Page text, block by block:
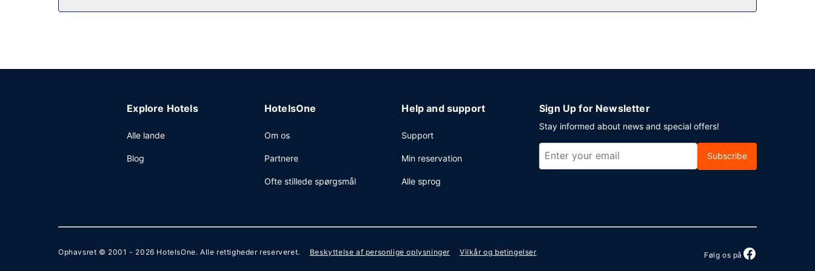
Explore Hotels
Alle lande
Blog
HotelsOne
Om os
Partnere
Ofte stillede spørgsmål
Help and support
Support
Min reservation
Alle sprog
Sign Up for Newsletter
Stay informed about news and special offers!
Subscribe
Ophavsret © 2001 - 2026 HotelsOne. Alle rettigheder reserveret. Beskyttelse af personlige oplysninger Vilkår og betingelser Følg os på